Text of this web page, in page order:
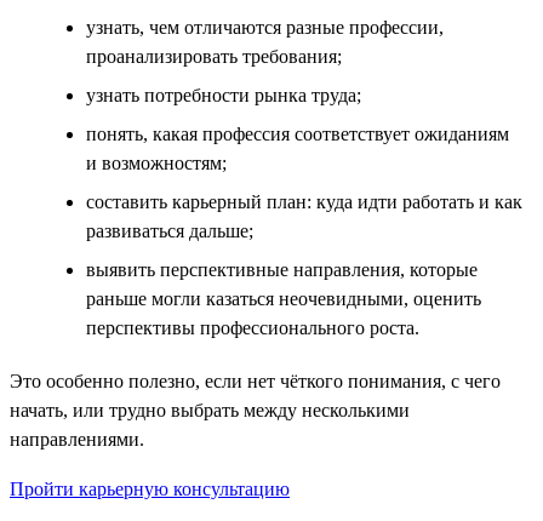
узнать, чем отличаются разные профессии,
проанализировать требования;
узнать потребности рынка труда;
понять, какая профессия соответствует ожиданиям
и возможностям;
составить карьерный план: куда идти работать и как
развиваться дальше;
выявить перспективные направления, которые
раньше могли казаться неочевидными, оценить
перспективы профессионального роста.
Это особенно полезно, если нет чёткого понимания, с чего
начать, или трудно выбрать между несколькими
направлениями.
Пройти карьерную консультацию